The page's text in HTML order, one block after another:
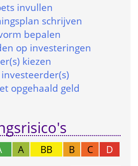
in­vullen
schrijven
bepalen
op investeringen
kiezen
opgehaald geld
A BB B C
D